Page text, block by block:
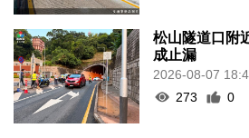
松山隧道口附
成止漏
2026-08-07
273
0